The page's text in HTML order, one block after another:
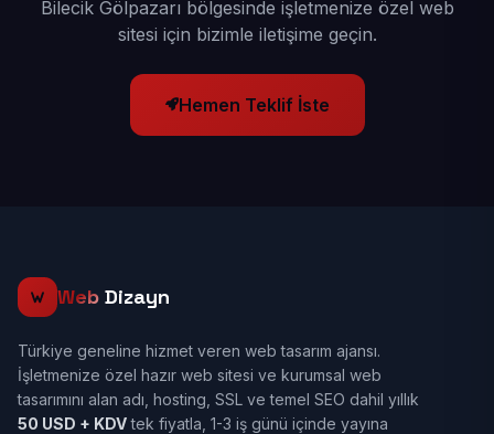
Bilecik Gölpazarı bölgesinde işletmenize özel web
sitesi için bizimle iletişime geçin.
Hemen Teklif İste
Web Dizayn
Türkiye geneline hizmet veren web tasarım ajansı.
İşletmenize özel hazır web sitesi ve kurumsal web
tasarımını alan adı, hosting, SSL ve temel SEO dahil yıllık
50 USD + KDVtek fiyatla, 1-3 iş günü içinde yayına